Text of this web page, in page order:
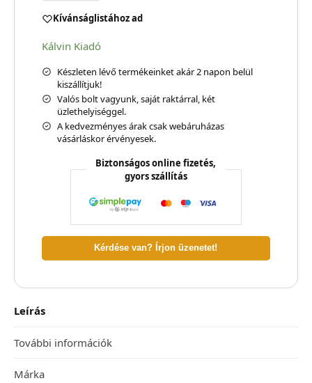
Kívánságlistához ad
Kálvin Kiadó
Készleten lévő termékeinket akár 2 napon belül
kiszállítjuk!
Valós bolt vagyunk, saját raktárral, két
üzlethelyiséggel.
A kedvezményes árak csak webáruházas
vásárláskor érvényesek.
Biztonságos online fizetés,
gyors szállítás
Kérdése van? Írjon üzenetet!
Leírás
További információk
Márka